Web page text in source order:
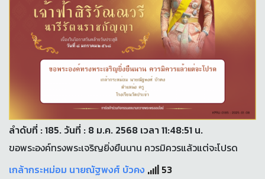
ลำดับที่ : 185. วันที่ : 8 ม.ค. 2568 เวลา 11:48:51 น.
ขอพระองค์ทรงพระเจริญยิ่งยืนนาน ควรมิควรแล้วแต่จะโปรด
เกล้ากระหม่อม นายณัฐพงศ์ บัวคง
53